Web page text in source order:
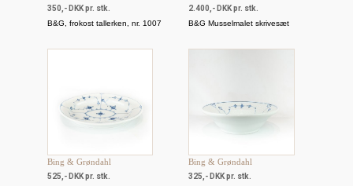
350,- DKK pr. stk.
B&G, frokost tallerken, nr. 1007
2.400,- DKK pr. stk.
B&G Musselmalet skrivesæt
Bing & Grøndahl
525,- DKK pr. stk.
Bing & Grøndahl
325,- DKK pr. stk.